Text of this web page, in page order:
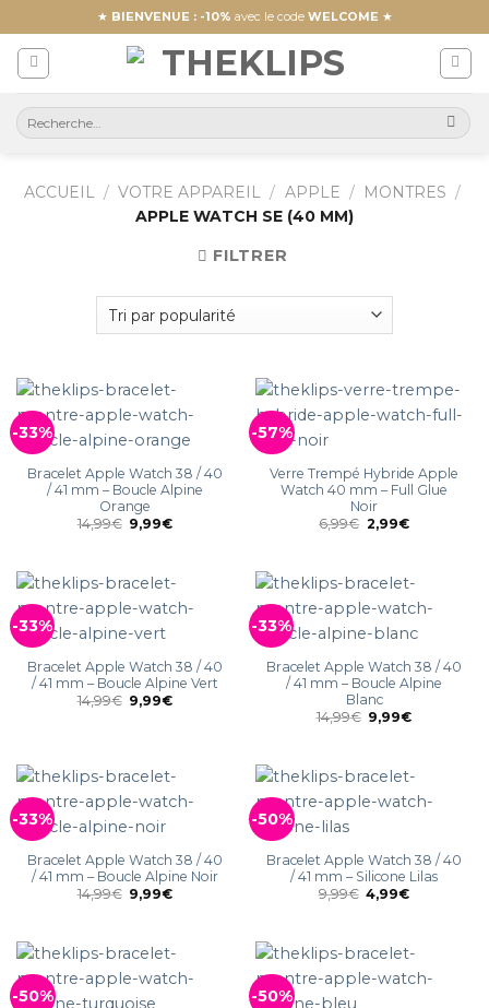
to
content
★ BIENVENUE : -10% avec le code WELCOME ★
ACCUEIL / VOTRE APPAREIL / APPLE / MONTRES /
APPLE WATCH SE (40 MM)
FILTRER
-33%
Bracelet Apple Watch 38 / 40
/ 41 mm – Boucle Alpine
Orange
14,99€ 9,99€
-57%
Verre Trempé Hybride Apple
Watch 40 mm – Full Glue
Noir
6,99€ 2,99€
-33%
Bracelet Apple Watch 38 / 40
/ 41 mm – Boucle Alpine Vert
14,99€ 9,99€
-33%
Bracelet Apple Watch 38 / 40
/ 41 mm – Boucle Alpine
Blanc
14,99€ 9,99€
-33%
Bracelet Apple Watch 38 / 40
/ 41 mm – Boucle Alpine Noir
14,99€ 9,99€
-50%
Bracelet Apple Watch 38 / 40
/ 41 mm – Silicone Lilas
9,99€ 4,99€
-50% -50%